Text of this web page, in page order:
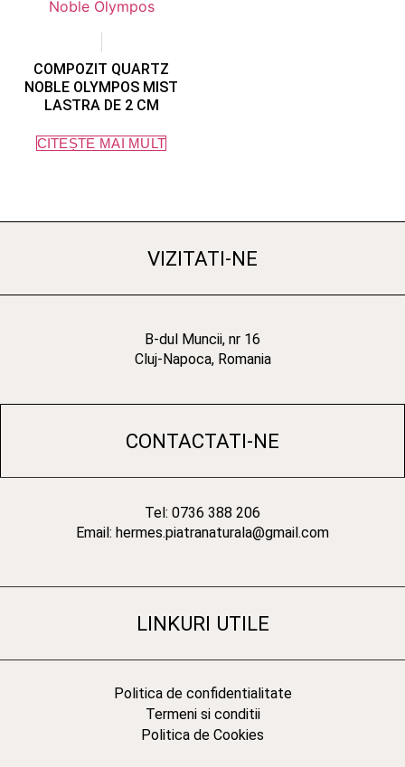
COMPOZIT QUARTZ
NOBLE OLYMPOS MIST
LASTRA DE 2 CM
CITEȘTE MAI MULT
VIZITATI-NE
B-dul Muncii, nr 16
Cluj-Napoca, Romania
CONTACTATI-NE
Tel: 0736 388 206
Email: hermes.piatranaturala@gmail.com
LINKURI UTILE
Politica de confidentialitate
Termeni si conditii
Politica de Cookies